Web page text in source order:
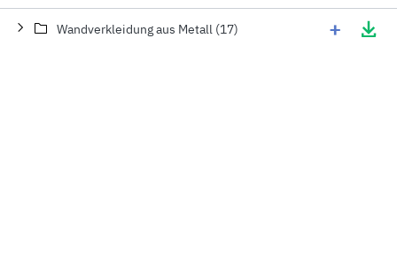
Wandverkleidung aus Metall (17) +